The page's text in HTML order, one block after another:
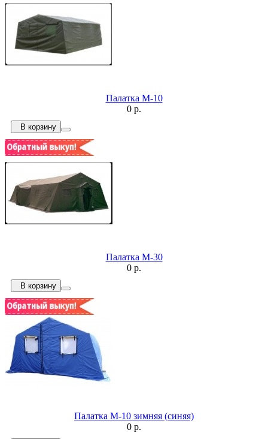
Палатка М-10
0 р.
В корзину
Палатка М-30
0 р.
В корзину
Палатка М-10 зимняя (синяя)
0 р.